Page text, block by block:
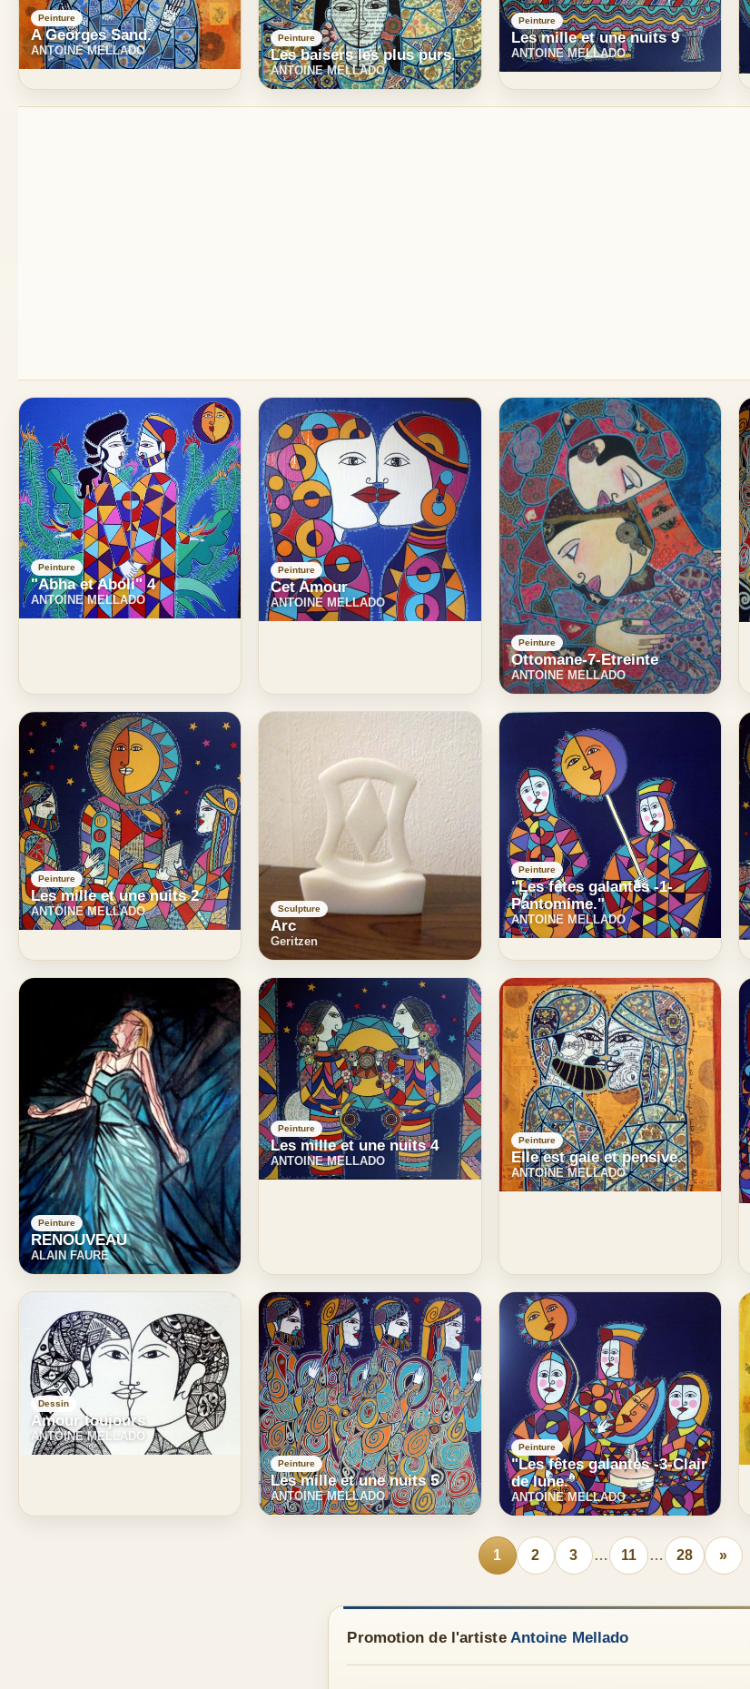
Peinture
A Georges Sand.
ANTOINE MELLADO
Peinture
Les baisers les plus purs.
ANTOINE MELLADO
Peinture
Les mille et une nuits 9
ANTOINE MELLADO
Peinture
"Abha et Aboli" 4
ANTOINE MELLADO
Peinture
Cet Amour
ANTOINE MELLADO
Peinture
Ottomane-7-Etreinte
ANTOINE MELLADO
Peinture
Les mille et une nuits 2
ANTOINE MELLADO Sculpture
Arc
Geritzen
Peinture
"Les fêtes galantes -1-
Pantomime."
ANTOINE MELLADO
Peinture
RENOUVEAU
ALAIN FAURE
Peinture
Les mille et une nuits 4
ANTOINE MELLADO
Peinture
Elle est gaie et pensive.
ANTOINE MELLADO
Dessin
Amour toujours
ANTOINE MELLADO
Peinture
Les mille et une nuits 5
ANTOINE MELLADO
Peinture
"Les fêtes galantes -3-Clair
de lune."
ANTOINE MELLADO
1 2 3 … 11 … 28 »
Promotion de l'artiste Antoine Mellado